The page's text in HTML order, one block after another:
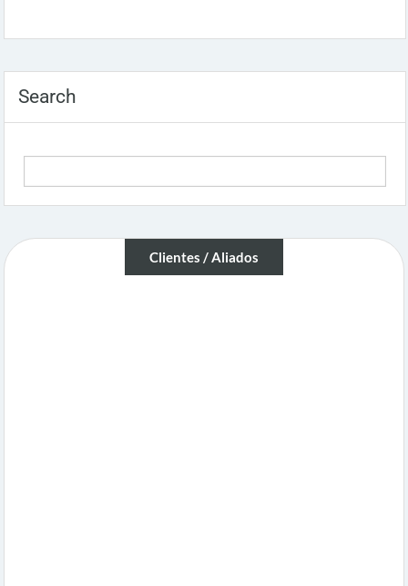
Search
Clientes / Aliados